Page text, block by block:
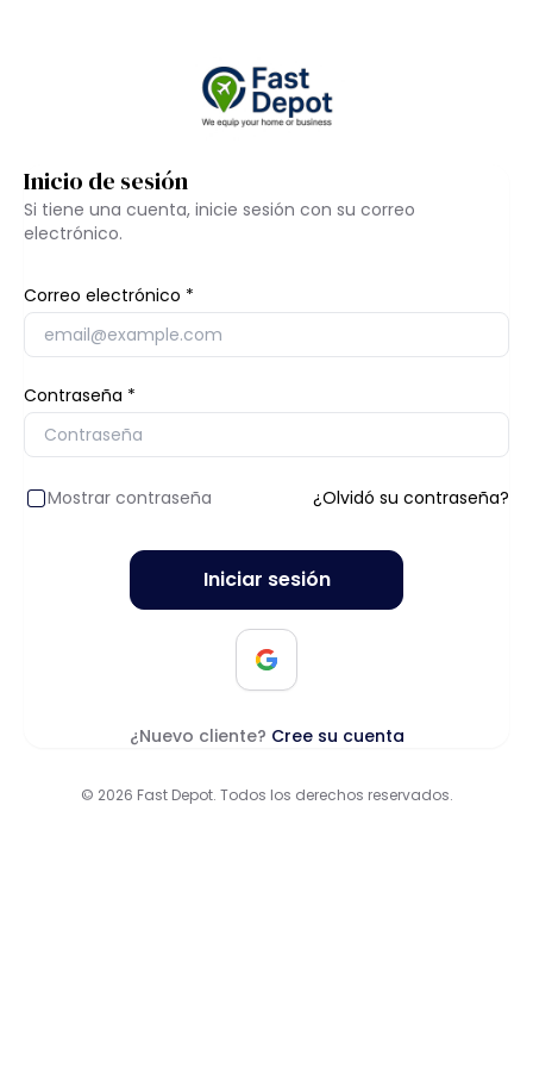
Inicio de sesión
Si tiene una cuenta, inicie sesión con su correo
electrónico.
Correo electrónico
Contraseña
Mostrar contraseña ¿Olvidó su contraseña?
Iniciar sesión
¿Nuevo cliente? Cree su cuenta
© 2026 Fast Depot. Todos los derechos reservados.